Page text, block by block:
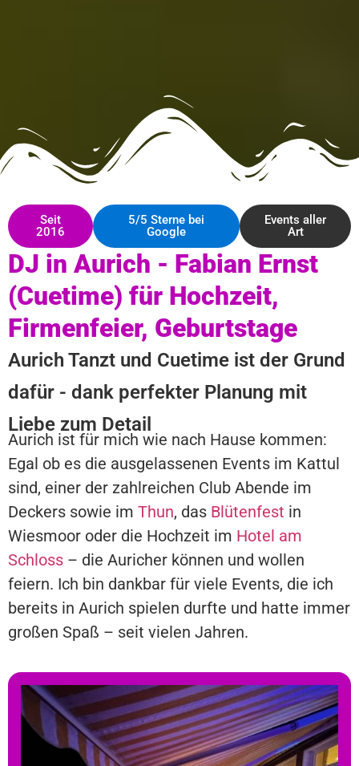
Seit
2016
5/5 Sterne bei
Google
Events aller
Art
DJ in Aurich - Fabian Ernst
(Cuetime) für Hochzeit,
Firmenfeier, Geburtstage
Aurich Tanzt und Cuetime ist der Grund
dafür - dank perfekter Planung mit
Liebe zum Detail
Aurich ist für mich wie nach Hause kommen:
Egal ob es die ausgelassenen Events im Kattul
sind, einer der zahlreichen Club Abende im
Deckers sowie im Thun, das Blütenfest in
Wiesmoor oder die Hochzeit im Hotel am
Schloss – die Auricher können und wollen
feiern. Ich bin dankbar für viele Events, die ich
bereits in Aurich spielen durfte und hatte immer
großen Spaß – seit vielen Jahren.